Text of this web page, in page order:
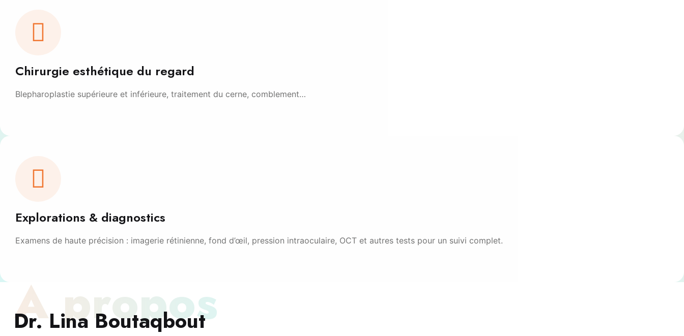
Chirurgie esthétique du regard
Blepharoplastie supérieure et inférieure, traitement du cerne, comblement…
Explorations & diagnostics
Examens de haute précision : imagerie rétinienne, fond d’œil, pression intraoculaire, OCT et autres tests pour un suivi complet.
À propos
Dr. Lina Boutaqbout